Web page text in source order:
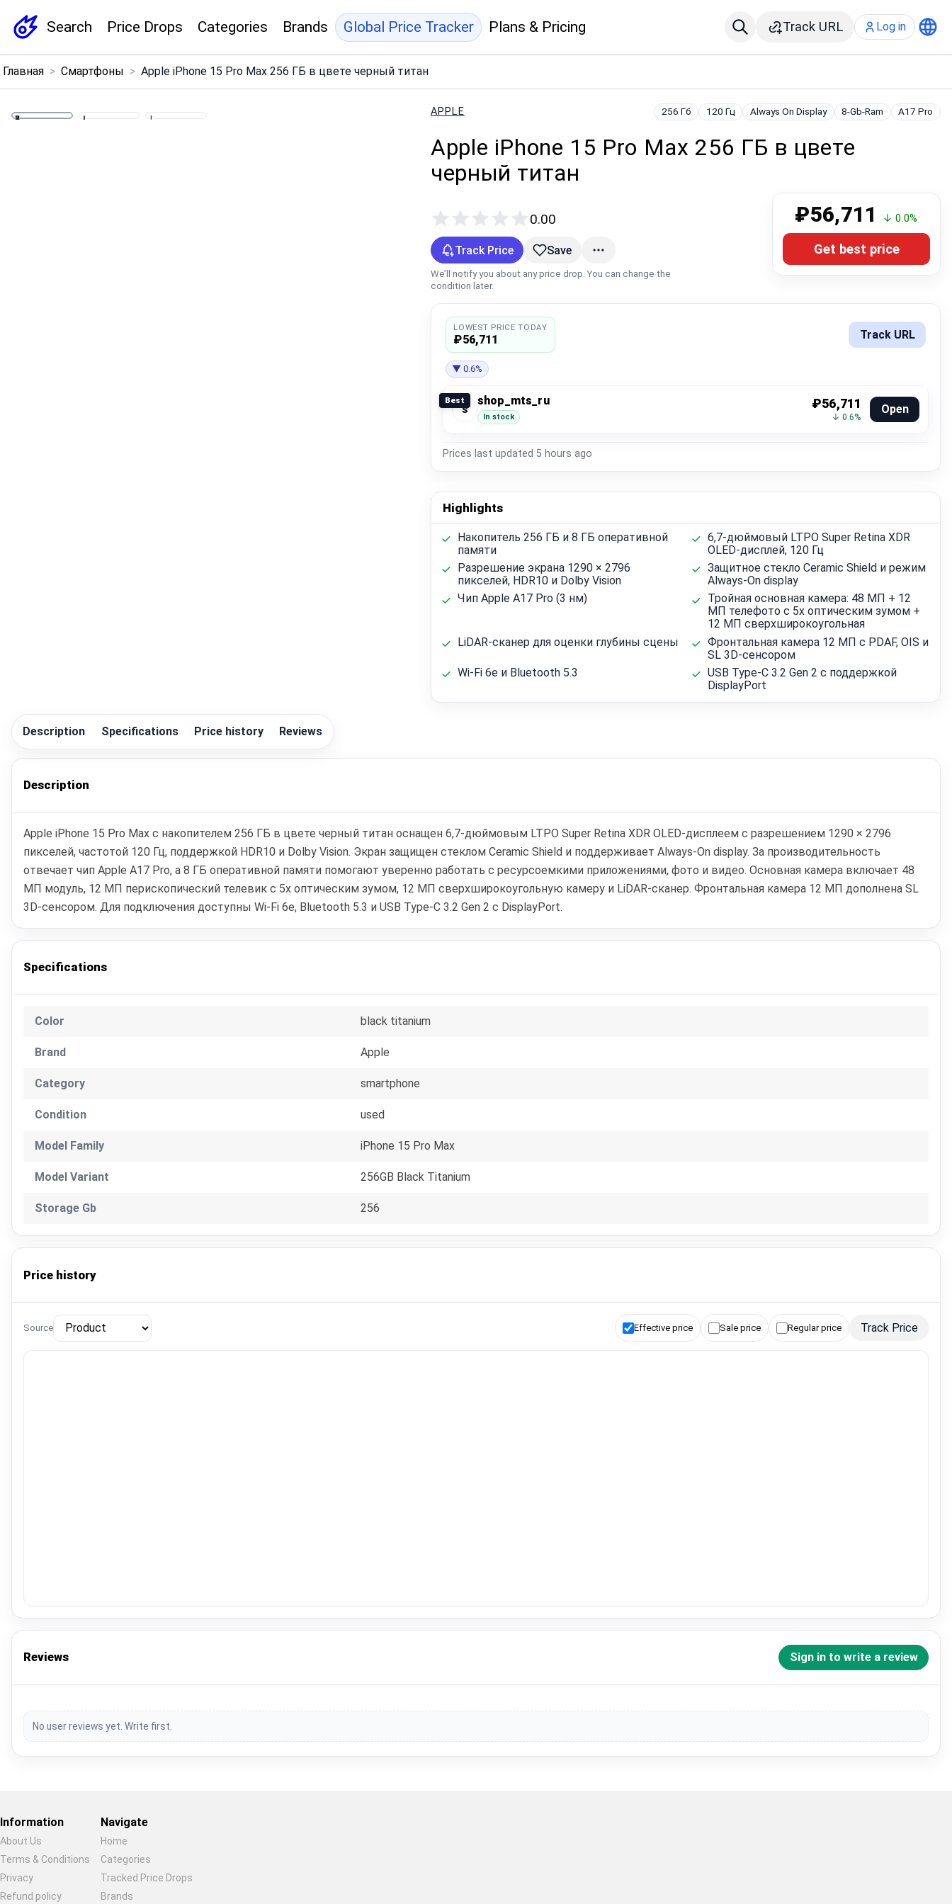
Search Price Drops Categories Brands Global Price Tracker Plans & Pricing Track URL Log in
Menu ×
Home
Главная > Смартфоны > Apple iPhone 15 Pro Max 256 ГБ в цвете черный титан
APPLE 256 Гб 120 Гц Always On Display 8-Gb-Ram A17 Pro
Apple iPhone 15 Pro Max 256 ГБ в цвете
черный титан
0.00 ₽56,711 ↓ 0.0%
Get best price
Track Price Save
We’ll notify you about any price drop. You can change the
condition later.
LOWEST PRICE TODAY
₽56,711 Track URL
▼ 0.6%
Best
s
shop_mts_ru
In stock
₽56,711
↓ 0.6%
Open
Prices last updated 5 hours ago
Highlights
Накопитель 256 ГБ и 8 ГБ оперативной
памяти
6,7-дюймовый LTPO Super Retina XDR
OLED-дисплей, 120 Гц
Разрешение экрана 1290 × 2796
пикселей, HDR10 и Dolby Vision
Защитное стекло Ceramic Shield и режим
Always-On display
Чип Apple A17 Pro (3 нм)
Тройная основная камера: 48 МП + 12
МП телефото с 5x оптическим зумом +
12 МП сверхширокоугольная
LiDAR-сканер для оценки глубины сцены
Фронтальная камера 12 МП с PDAF, OIS и
SL 3D-сенсором
Wi‑Fi 6e и Bluetooth 5.3
USB Type‑C 3.2 Gen 2 с поддержкой
DisplayPort
Description Specifications Price history Reviews
Description
Apple iPhone 15 Pro Max с накопителем 256 ГБ в цвете черный титан оснащен 6,7-дюймовым LTPO Super Retina XDR OLED-дисплеем с разрешением 1290 × 2796
пикселей, частотой 120 Гц, поддержкой HDR10 и Dolby Vision. Экран защищен стеклом Ceramic Shield и поддерживает Always-On display. За производительность
отвечает чип Apple A17 Pro, а 8 ГБ оперативной памяти помогают уверенно работать с ресурсоемкими приложениями, фото и видео. Основная камера включает 48
МП модуль, 12 МП перископический телевик с 5x оптическим зумом, 12 МП сверхширокоугольную камеру и LiDAR-сканер. Фронтальная камера 12 МП дополнена SL
3D-сенсором. Для подключения доступны Wi‑Fi 6e, Bluetooth 5.3 и USB Type‑C 3.2 Gen 2 с DisplayPort.
Specifications
Color black titanium
Brand Apple
Category smartphone
Condition used
Model Family iPhone 15 Pro Max
Model Variant 256GB Black Titanium
Storage Gb 256
Price history
Source Effective price Sale price Regular price Track Price
Reviews Sign in to write a review
No user reviews yet. Write first.
Restore previous
Information
About Us
Terms & Conditions
Privacy
Refund policy
Navigate
Home
Categories
Tracked Price Drops
Brands